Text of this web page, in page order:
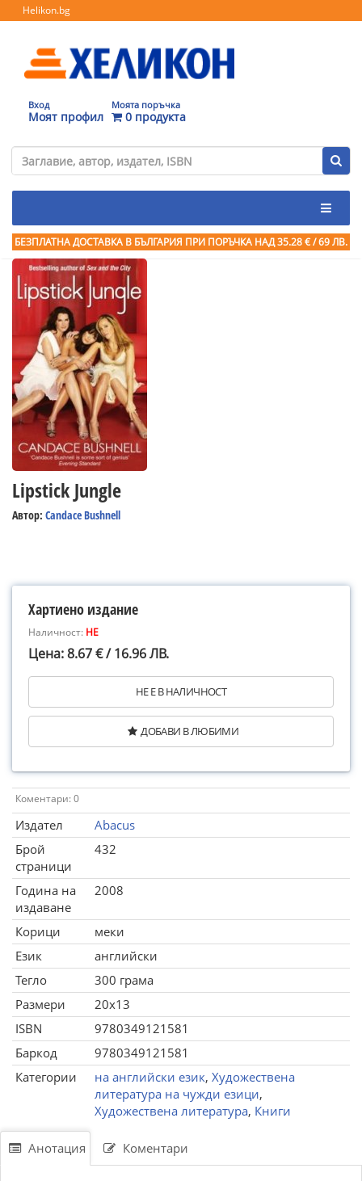
Helikon.bg
Вход
Моят профил
Моята поръчка
0 продукта
БЕЗПЛАТНА ДОСТАВКА В БЪЛГАРИЯ ПРИ ПОРЪЧКА НАД 35.28 € / 69 ЛВ.
Lipstick Jungle
Автор: Candace Bushnell
Хартиено издание
Наличност: НЕ
Цена: 8.67 € / 16.96 ЛВ.
НЕ Е В НАЛИЧНОСТ
ДОБАВИ В ЛЮБИМИ
Коментари: 0
Издател
Abacus
Брой
страници
432
Година на
издаване
2008
Корици
меки
Език
английски
Тегло
300 грама
Размери
20x13
ISBN
9780349121581
Баркод
9780349121581
Категории
на английски език, Художествена
литература на чужди езици,
Художествена литература, Книги
Анотация Коментари